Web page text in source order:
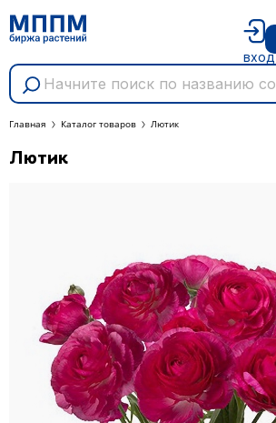
вход
Главная Каталог товаров Лютик
Лютик